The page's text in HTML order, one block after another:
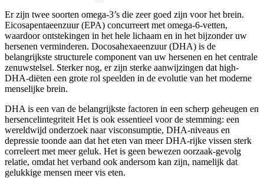
Er zijn twee soorten omega-3’s die zeer goed zijn voor het brein.
Eicosapentaeenzuur (EPA) concurreert met omega-6-vetten,
waardoor ontstekingen in het hele lichaam en in het bijzonder uw
hersenen verminderen. Docosahexaeenzuur (DHA) is de
belangrijkste structurele component van uw hersenen en het centrale
zenuwstelsel. Sterker nog, er zijn sterke aanwijzingen dat high-
DHA-diëten een grote rol speelden in de evolutie van het moderne
menselijke brein.
DHA is een van de belangrijkste factoren in een scherp geheugen en
hersencelintegriteit Het is ook essentieel voor de stemming: een
wereldwijd onderzoek naar visconsumptie, DHA-niveaus en
depressie toonde aan dat het eten van meer DHA-rijke vissen sterk
correleert met meer geluk. Het is geen bewezen oorzaak-gevolg
relatie, omdat het verband ook andersom kan zijn, namelijk dat
gelukkige mensen meer vis eten.